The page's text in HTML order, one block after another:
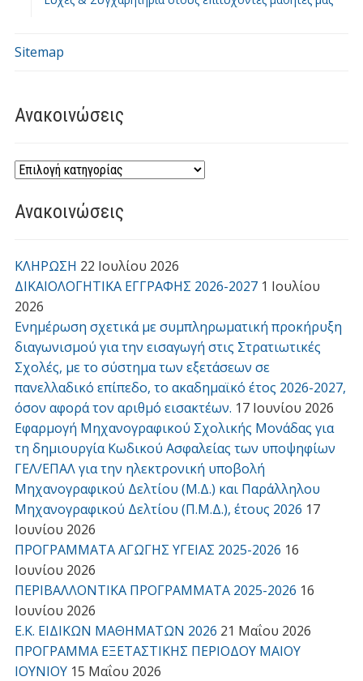
Sitemap
Ανακοινώσεις
Ανακοινώσεις
ΚΛΗΡΩΣΗ 22 Ιουλίου 2026
ΔΙΚΑΙΟΛΟΓΗΤΙΚΑ ΕΓΓΡΑΦΗΣ 2026-2027 1 Ιουλίου
2026
Ενημέρωση σχετικά με συμπληρωματική προκήρυξη
διαγωνισμού για την εισαγωγή στις Στρατιωτικές
Σχολές, με το σύστημα των εξετάσεων σε
πανελλαδικό επίπεδο, το ακαδημαϊκό έτος 2026-2027,
όσον αφορά τον αριθμό εισακτέων. 17 Ιουνίου 2026
Εφαρμογή Μηχανογραφικού Σχολικής Μονάδας για
τη δημιουργία Κωδικού Ασφαλείας των υποψηφίων
ΓΕΛ/ΕΠΑΛ για την ηλεκτρονική υποβολή
Μηχανογραφικού Δελτίου (Μ.Δ.) και Παράλληλου
Μηχανογραφικού Δελτίου (Π.Μ.Δ.), έτους 2026 17
Ιουνίου 2026
ΠΡΟΓΡΑΜΜΑΤΑ ΑΓΩΓΗΣ ΥΓΕΙΑΣ 2025-2026 16
Ιουνίου 2026
ΠΕΡΙΒΑΛΛΟΝΤΙΚΑ ΠΡΟΓΡΑΜΜΑΤΑ 2025-2026 16
Ιουνίου 2026
Ε.Κ. ΕΙΔΙΚΩΝ ΜΑΘΗΜΑΤΩΝ 2026 21 Μαΐου 2026
ΠΡΟΓΡΑΜΜΑ ΕΞΕΤΑΣΤΙΚΗΣ ΠΕΡΙΟΔΟΥ ΜΑΙΟΥ
ΙΟΥΝΙΟΥ 15 Μαΐου 2026